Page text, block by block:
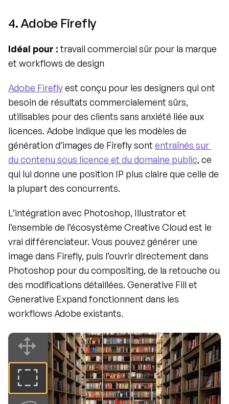
4. Adobe Firefly
Idéal pour : travail commercial sûr pour la marque
et workflows de design
Adobe Firefly est conçu pour les designers qui ont
besoin de résultats commercialement sûrs,
utilisables pour des clients sans anxiété liée aux
licences. Adobe indique que les modèles de
génération d’images de Firefly sont entraînés sur
du contenu sous licence et du domaine public, ce
qui lui donne une position IP plus claire que celle de
la plupart des concurrents.
L’intégration avec Photoshop, Illustrator et
l’ensemble de l’écosystème Creative Cloud est le
vrai différenciateur. Vous pouvez générer une
image dans Firefly, puis l’ouvrir directement dans
Photoshop pour du compositing, de la retouche ou
des modifications détaillées. Generative Fill et
Generative Expand fonctionnent dans les
workflows Adobe existants.